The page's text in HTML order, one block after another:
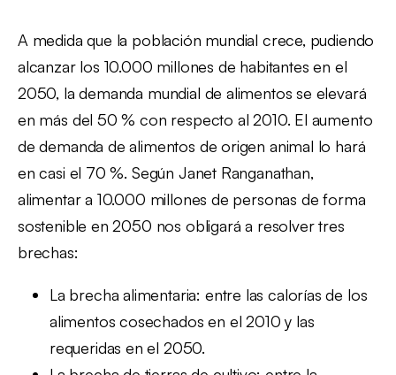
A medida que la población mundial crece, pudiendo
alcanzar los 10.000 millones de habitantes en el
2050, la demanda mundial de alimentos se elevará
en más del 50 % con respecto al 2010. El aumento
de demanda de alimentos de origen animal lo hará
en casi el 70 %. Según Janet Ranganathan,
alimentar a 10.000 millones de personas de forma
sostenible en 2050 nos obligará a resolver tres
brechas:
La brecha alimentaria: entre las calorías de los
alimentos cosechados en el 2010 y las
requeridas en el 2050.